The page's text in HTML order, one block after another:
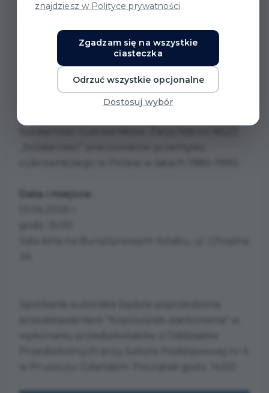
SPOTKANIE AUTORSKIE
Z MARIĄ I ANDRZEJEM
PERLAKAMI
W sobotę, 13 czerwca 2026 r. odbędzie się
Data i miejsce:
znajdziesz w Polityce prywatności
Zgadzam się na wszystkie
ciasteczka
Odrzuć wszystkie opcjonalne
Dostosuj wybór